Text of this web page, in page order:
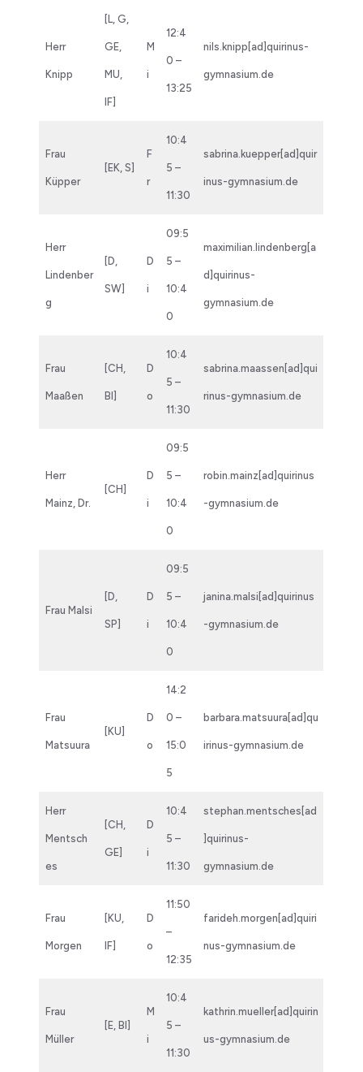
Herr
Knipp
[L, G,
GE,
MU,
IF]
M
i
12:4
0 –
13:25
nils.knipp[ad]quirinus-
gymnasium.de
Frau
Küpper
[EK, S]
F
r
10:4
5 –
11:30
sabrina.kuepper[ad]quir
inus-gymnasium.de
Herr
Lindenber
g
[D,
SW]
D
i
09:5
5 –
10:4
0
maximilian.lindenberg[a
d]quirinus-
gymnasium.de
Frau
Maaßen
[CH,
BI]
D
o
10:4
5 –
11:30
sabrina.maassen[ad]qui
rinus-gymnasium.de
Herr
Mainz, Dr.
[CH]
D
i
09:5
5 –
10:4
0
robin.mainz[ad]quirinus
-gymnasium.de
Frau Malsi
[D,
SP]
D
i
09:5
5 –
10:4
0
janina.malsi[ad]quirinus
-gymnasium.de
Frau
Matsuura
[KU]
D
o
14:2
0 –
15:0
5
barbara.matsuura[ad]qu
irinus-gymnasium.de
Herr
Mentsch
es
[CH,
GE]
D
i
10:4
5 –
11:30
stephan.mentsches[ad
]quirinus-
gymnasium.de
Frau
Morgen
[KU,
IF]
D
o
11:50
–
12:35
farideh.morgen[ad]quiri
nus-gymnasium.de
Frau
Müller
[E, BI]
M
i
10:4
5 –
11:30
kathrin.mueller[ad]quirin
us-gymnasium.de